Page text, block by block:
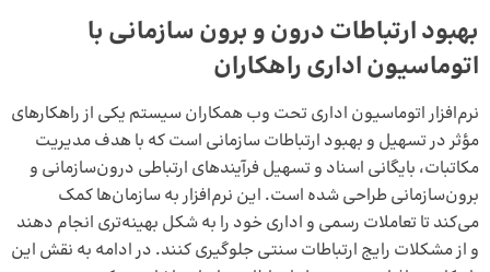
بهبود ارتباطات درون و برون سازمانی با
اتوماسیون اداری راهکاران
نرم‌افزار اتوماسیون اداری تحت وب همکاران سیستم یکی از راهکارهای
مؤثر در تسهیل و بهبود ارتباطات سازمانی است که با هدف مدیریت
مکاتبات، بایگانی اسناد و تسهیل فرآیندهای ارتباطی درون‌سازمانی و
برون‌سازمانی طراحی شده است. این نرم‌افزار به سازمان‌ها کمک
می‌کند تا تعاملات رسمی و اداری خود را به شکل بهینه‌تری انجام دهند
و از مشکلات رایج ارتباطات سنتی جلوگیری کنند. در ادامه به نقش این